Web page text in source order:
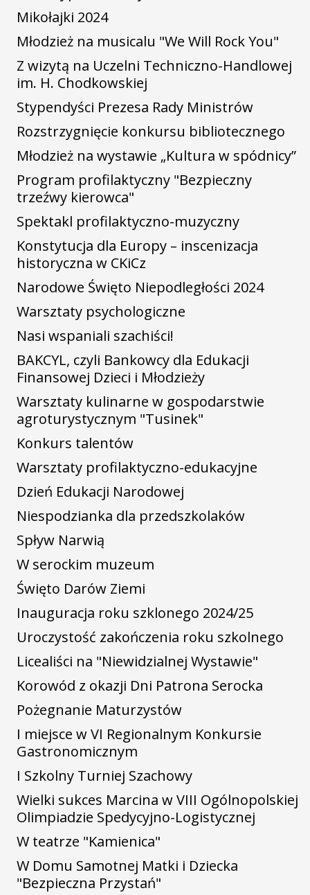
Mikołajki 2024
Młodzież na musicalu "We Will Rock You"
Z wizytą na Uczelni Techniczno-Handlowej
im. H. Chodkowskiej
Stypendyści Prezesa Rady Ministrów
Rozstrzygnięcie konkursu bibliotecznego
Młodzież na wystawie „Kultura w spódnicy”
Program profilaktyczny "Bezpieczny
trzeźwy kierowca"
Spektakl profilaktyczno-muzyczny
Konstytucja dla Europy – inscenizacja
historyczna w CKiCz
Narodowe Święto Niepodległości 2024
Warsztaty psychologiczne
Nasi wspaniali szachiści!
BAKCYL, czyli Bankowcy dla Edukacji
Finansowej Dzieci i Młodzieży
Warsztaty kulinarne w gospodarstwie
agroturystycznym "Tusinek"
Konkurs talentów
Warsztaty profilaktyczno-edukacyjne
Dzień Edukacji Narodowej
Niespodzianka dla przedszkolaków
Spływ Narwią
W serockim muzeum
Święto Darów Ziemi
Inauguracja roku szklonego 2024/25
Uroczystość zakończenia roku szkolnego
Licealiści na "Niewidzialnej Wystawie"
Korowód z okazji Dni Patrona Serocka
Pożegnanie Maturzystów
I miejsce w VI Regionalnym Konkursie
Gastronomicznym
I Szkolny Turniej Szachowy
Wielki sukces Marcina w VIII Ogólnopolskiej
Olimpiadzie Spedycyjno-Logistycznej
W teatrze "Kamienica"
W Domu Samotnej Matki i Dziecka
"Bezpieczna Przystań"